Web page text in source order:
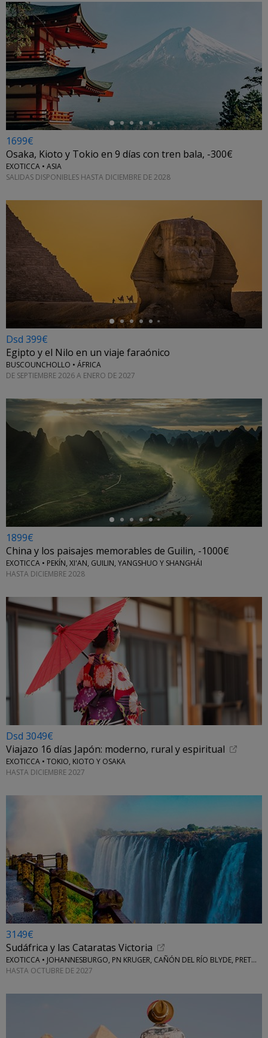
←
1699€
Osaka, Kioto y Tokio en 9 días con tren bala, -300€
EXOTICCA • ASIA
SALIDAS DISPONIBLES HASTA DICIEMBRE DE 2028
Dsd 399€
Egipto y el Nilo en un viaje faraónico
BUSCOUNCHOLLO • ÁFRICA
DE SEPTIEMBRE 2026 A ENERO DE 2027
1899€
China y los paisajes memorables de Guilin, -1000€
EXOTICCA • PEKÍN, XI'AN, GUILIN, YANGSHUO Y SHANGHÁI
HASTA DICIEMBRE 2028
Dsd 3049€
Viajazo 16 días Japón: moderno, rural y espiritual
EXOTICCA • TOKIO, KIOTO Y OSAKA
HASTA DICIEMBRE 2027
3149€
Sudáfrica y las Cataratas Victoria
EXOTICCA • JOHANNESBURGO, PN KRUGER, CAÑÓN DEL RÍO BLYDE, PRETORIA, CIUDAD DEL CABO
HASTA OCTUBRE DE 2027